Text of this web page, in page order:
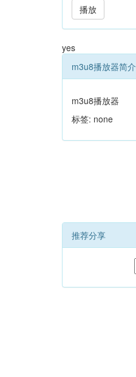
播放
yes
m3u8播放器简介
m3u8播放器
标签: none
推荐分享